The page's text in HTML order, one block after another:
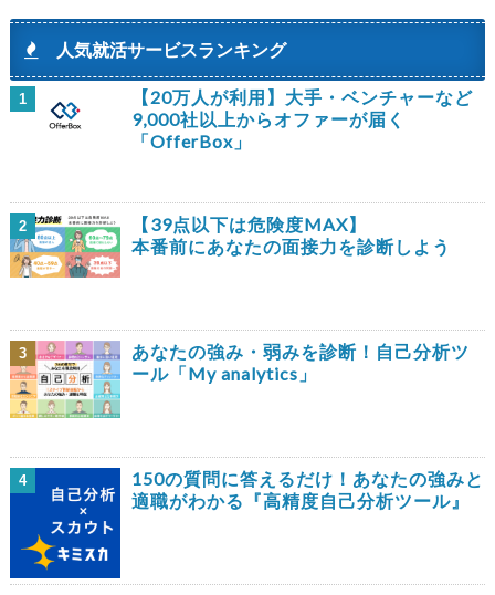
人気就活サービスランキング
1
【20万人が利用】大手・ベンチャーなど
9,000社以上からオファーが届く
「OfferBox」
2
【39点以下は危険度MAX】
本番前にあなたの面接力を診断しよう
3
あなたの強み・弱みを診断！自己分析ツ
ール「My analytics」
4
150の質問に答えるだけ！あなたの強みと
適職がわかる『高精度自己分析ツール』